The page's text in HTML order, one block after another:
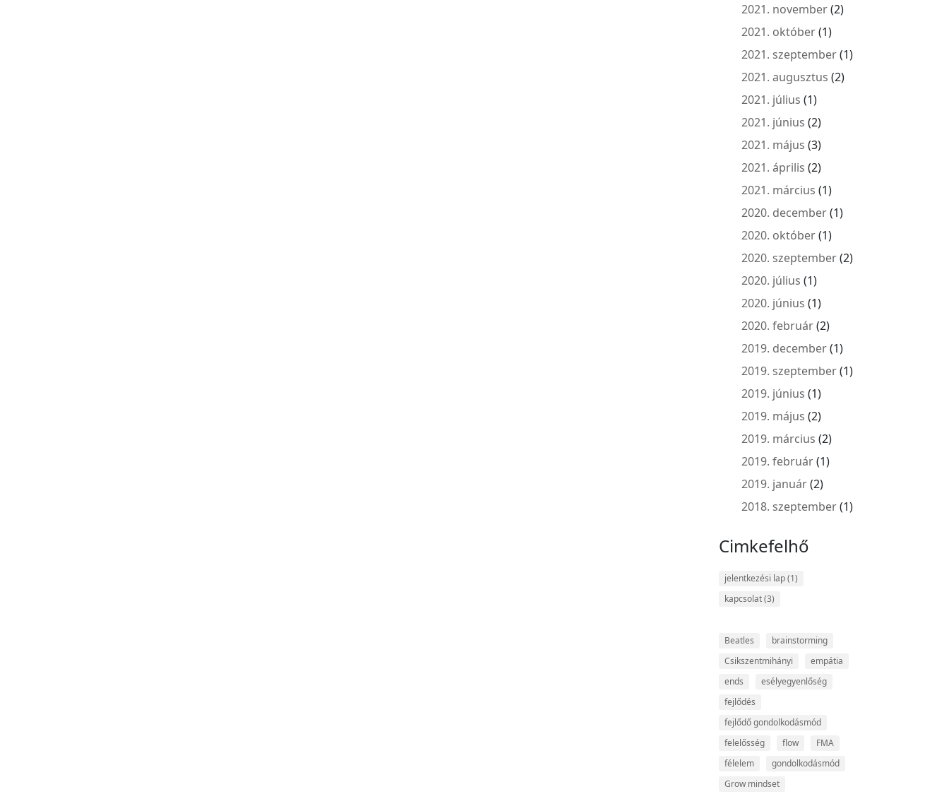
2021. november(2)
2021. október(1)
2021. szeptember(1)
2021. augusztus (2)
2021. július (1)
2021. június (2)
2021. május (3)
2021. április (2)
2021. március (1)
2020. december(1)
2020. október(1)
2020. szeptember(2)
2020. július (1)
2020. június (1)
2020. február(2)
2019. december(1)
2019. szeptember(1)
2019. június (1)
2019. május (2)
2019. március (2)
2019. február(1)
2019. január(2)
2018. szeptember(1)
Cimkefelhő
jelentkezési lap(1)
kapcsolat(3)
Beatles
brainstorming
Csikszentmihányi
empátia
ends
esélyegyenlőség
fejlődés
fejlődő gondolkodásmód
felelősség
flow
FMA
félelem
gondolkodásmód
Grow mindset